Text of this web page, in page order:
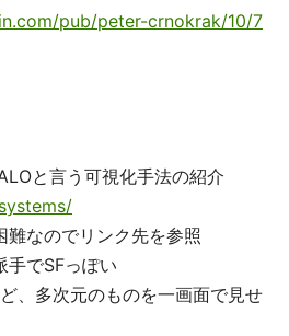
pub/peter-crnokrak/10/7
と言う可視化手法の紹介
難なのでリンク先を参照
手でSFっぽい
、多次元のものを一画面で見せ